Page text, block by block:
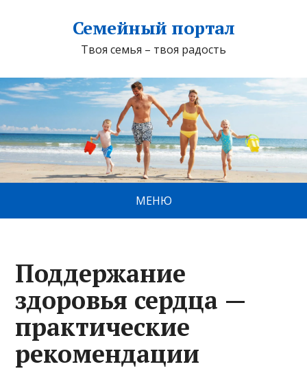
Семейный портал
Твоя семья – твоя радость
МЕНЮ
Поддержание
здоровья сердца —
практические
рекомендации